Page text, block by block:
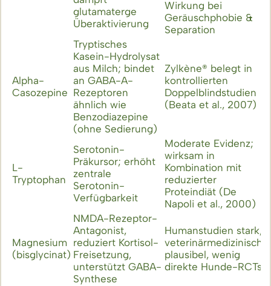
glutamaterge
Überaktivierung
Wirkung bei
Geräuschphobie &
Separation
Alpha-
Casozepine
Tryptisches
Kasein-Hydrolysat
aus Milch; bindet
an GABA-A-
Rezeptoren
ähnlich wie
Benzodiazepine
(ohne Sedierung)
Zylkène® belegt in
kontrollierten
Doppelblindstudien
(Beata et al., 2007)
L-
Tryptophan
Serotonin-
Präkursor; erhöht
zentrale
Serotonin-
Verfügbarkeit
Moderate Evidenz;
wirksam in
Kombination mit
reduzierter
Proteindiät (De
Napoli et al., 2000)
Magnesium
(bisglycinat)
NMDA-Rezeptor-
Antagonist,
reduziert Kortisol-
Freisetzung,
unterstützt GABA-
Synthese
Humanstudien stark,
veterinärmedizinisch
plausibel, wenig
direkte Hunde-RCTs